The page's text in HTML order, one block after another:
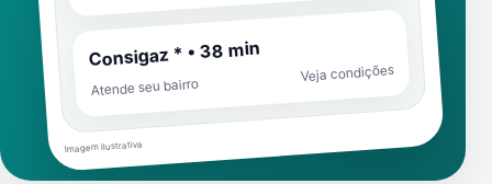
Consigaz * • 38 min
Atende seu bairro
Veja condições
Imagem ilustrativa